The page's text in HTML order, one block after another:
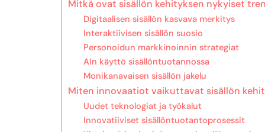
Mitkä ovat sisällön kehityksen nykyiset
Digitaalisen sisällön kasvava merkitys
Interaktiivisen sisällön suosio
Personoidun markkinoinnin strategiat
AIn käyttö sisällöntuotannossa
Monikanavaisen sisällön jakelu
Miten innovaatiot vaikuttavat sisällön
Uudet teknologiat ja työkalut
Innovatiiviset sisällöntuotantoprosessit